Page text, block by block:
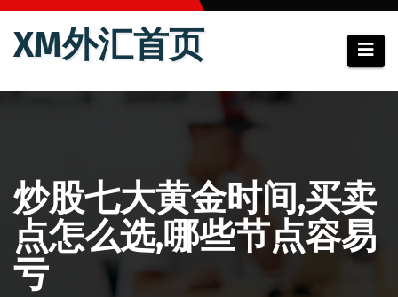
跳
XM外汇首页
炒股七大黄金时间,买卖
点怎么选,哪些节点容易
亏